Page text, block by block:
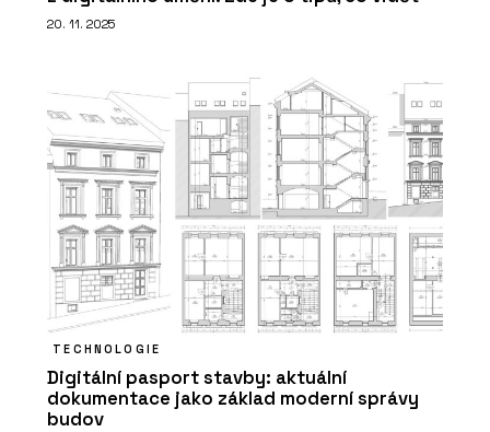
20. 11. 2025
TECHNOLOGIE
Digitální pasport stavby: aktuální
dokumentace jako základ moderní správy
budov